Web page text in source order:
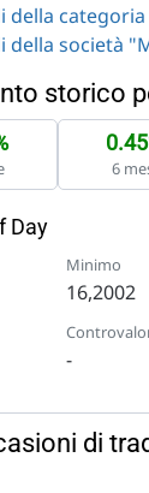
categoria
della società
storico
6
Day
Minimo
16,2002
-
di